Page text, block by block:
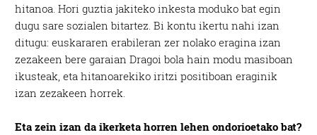
hitanoa. Hori guztia jakiteko inkesta moduko bat egin
dugu sare sozialen bitartez. Bi kontu ikertu nahi izan
ditugu: euskararen erabileran zer nolako eragina izan
zezakeen bere garaian Dragoi bola hain modu masiboan
ikusteak, eta hitanoarekiko iritzi positiboan eraginik
izan zezakeen horrek.
Eta zein izan da ikerketa horren lehen ondorioetako bat?